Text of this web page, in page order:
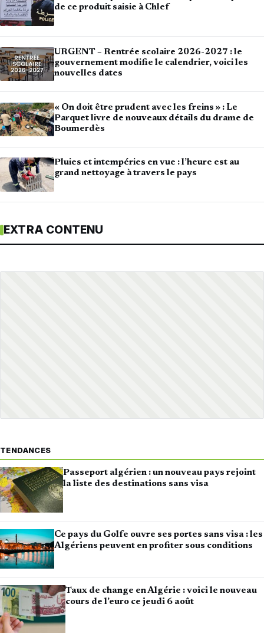
de ce produit saisie à Chlef
URGENT – Rentrée scolaire 2026-2027 : le
gouvernement modifie le calendrier, voici les
nouvelles dates
« On doit être prudent avec les freins » : Le
Parquet livre de nouveaux détails du drame de
Boumerdès
Pluies et intempéries en vue : l’heure est au
grand nettoyage à travers le pays
EXTRA CONTENU
TENDANCES
Passeport algérien : un nouveau pays rejoint
la liste des destinations sans visa
Ce pays du Golfe ouvre ses portes sans visa : les
Algériens peuvent en profiter sous conditions
Taux de change en Algérie : voici le nouveau
cours de l’euro ce jeudi 6 août